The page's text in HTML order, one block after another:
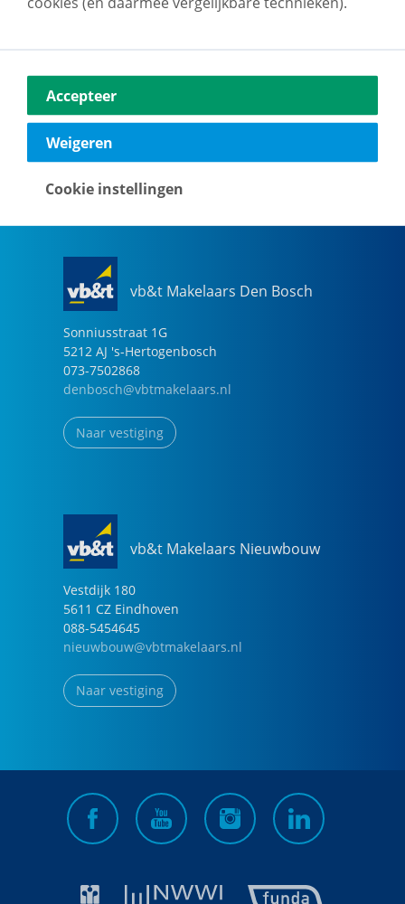
Vestdijk 180
5611 CZ Eindhoven
040-2696949
vb&t Makelaars Den Bosch
Sonniusstraat 1G
5212 AJ 's-Hertogenbosch
073-7502868
denbosch@vbtmakelaars.nl
Naar vestiging
vb&t Makelaars Nieuwbouw
Vestdijk 180
5611 CZ Eindhoven
088-5454645
nieuwbouw@vbtmakelaars.nl
Naar vestiging
Accepteer
Weigeren
Cookie instellingen